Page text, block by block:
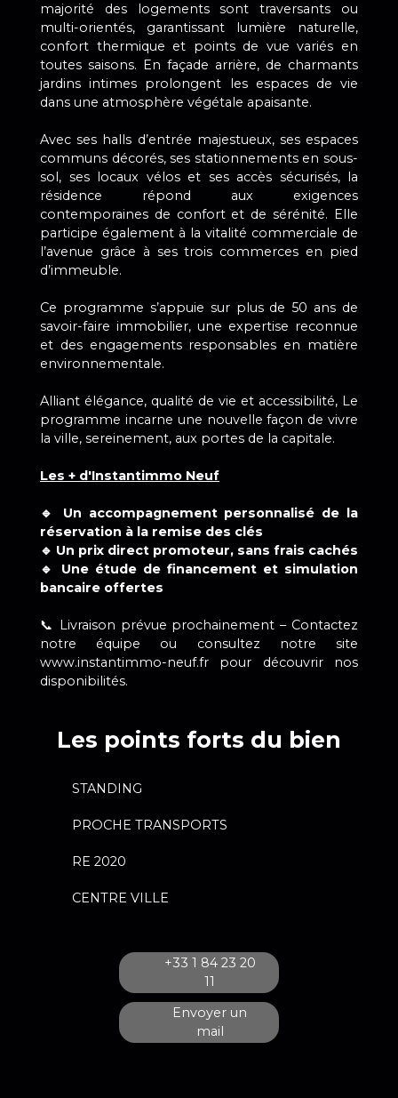
majorité des logements sont traversants ou
multi-orientés, garantissant lumière naturelle,
confort thermique et points de vue variés en
toutes saisons. En façade arrière, de charmants
jardins intimes prolongent les espaces de vie
dans une atmosphère végétale apaisante.
Avec ses halls d’entrée majestueux, ses espaces
communs décorés, ses stationnements en sous-
sol, ses locaux vélos et ses accès sécurisés, la
résidence répond aux exigences
contemporaines de confort et de sérénité. Elle
participe également à la vitalité commerciale de
l’avenue grâce à ses trois commerces en pied
d’immeuble.
Ce programme s’appuie sur plus de 50 ans de
savoir-faire immobilier, une expertise reconnue
et des engagements responsables en matière
environnementale.
Alliant élégance, qualité de vie et accessibilité, Le
programme incarne une nouvelle façon de vivre
la ville, sereinement, aux portes de la capitale.
Les + d'Instantimmo Neuf
🔹 Un accompagnement personnalisé de la
réservation à la remise des clés
🔹 Un prix direct promoteur, sans frais cachés
🔹 Une étude de financement et simulation
bancaire offertes
📞 Livraison prévue prochainement – Contactez
notre équipe ou consultez notre site
www.instantimmo-neuf.fr pour découvrir nos
disponibilités.
Les points forts du bien
STANDING
PROCHE TRANSPORTS
RE 2020
CENTRE VILLE
+33 1 84 23 20
11
Envoyer un
mail